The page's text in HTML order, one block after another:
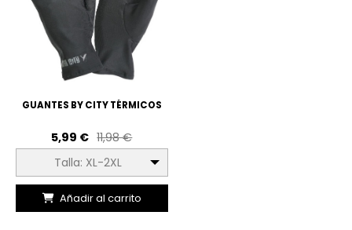
GUANTES BY CITY TÉRMICOS
11,98 €
5,99 €
Talla: XL-2XL
Añadir al carrito